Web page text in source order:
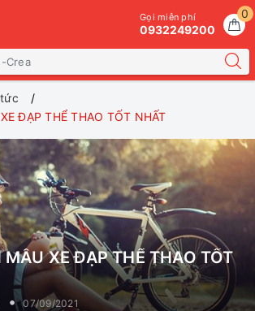
0
Gọi miễn phí
0932249200
ĐẠP THỂ THAO TỐT NHẤT
MẪU XE ĐẠP THỂ THAO TỐT
07/09/2021